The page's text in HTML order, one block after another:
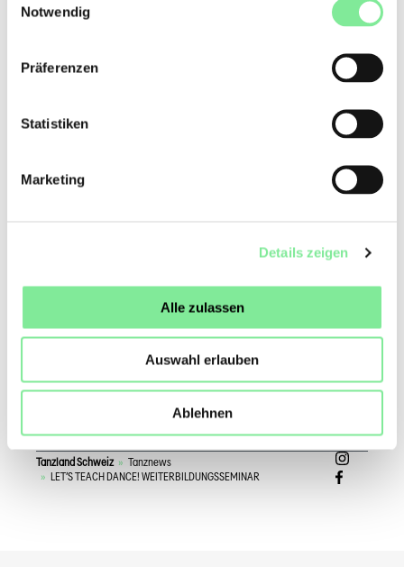
Notwendig
Präferenzen
Statistiken
Marketing
Details zeigen
Alle zulassen
Auswahl erlauben
Ablehnen
Code of Conduct für Tanzpädagog:innen
CODE OF CONDUCT FÜR TANZPÄDAGOG:INNEN
und Professionalität im Tanzunterricht dient.
Datum:
Teilnahmegebühren:
Es ist uns ein Anliegen, dass auch Tanzschaffende mit
geringem Budget teilnehmen können.
direkt vor Ort, bar oder mit Twint.
Tanzland Schweiz » Tanznews
» LET’S TEACH DANCE! WEITERBILDUNGSSEMINAR